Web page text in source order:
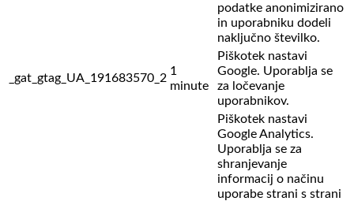
podatke anonimizirano
in uporabniku dodeli
naključno številko.
_gat_gtag_UA_191683570_2
1
minute
Piškotek nastavi
Google. Uporablja se
za ločevanje
uporabnikov.
Piškotek nastavi
Google Analytics.
Uporablja se za
shranjevanje
informacij o načinu
uporabe strani s strani